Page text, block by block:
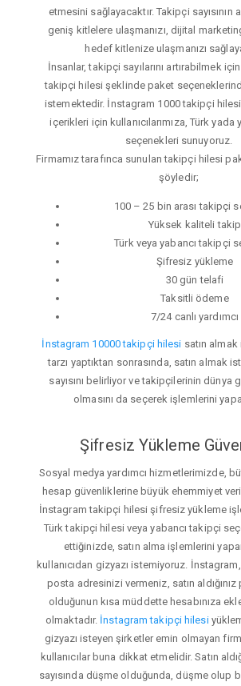
etmesini sağlayacaktır. Takipçi sayısının
geniş kitlelere ulaşmanızı, dijital
hedef kitlenize ulaşmanızı
İnsanlar, takipçi sayılarını artırabilmek
takipçi hilesi şeklinde paket
istemektedir. İnstagram 1000 takipçi
içerikleri için kullanıcılarımıza, Türk yada
seçenekleri sunuyoruz.
Firmamız tarafınca sunulan takipçi hilesi
şöyledir;
100 – 25 bin arası takipçi
Yüksek kaliteli takip
Türk veya yabancı takipçi
Şifresiz yükleme
30 gün telafi
Taksitli ödeme
7/24 canlı yardımcı
İnstagram 10000 takipçi hilesi satın
tarzı yaptıktan sonrasında, satın almak
sayısını belirliyor ve takipçilerinin dünya
olmasını da seçerek işlemlerini
Şifresiz Yükleme
Sosyal medya yardımcı hizmetlerimizde,
hesap güvenliklerine büyük ehemmiyet
İnstagram takipçi hilesi şifresiz yükleme
Türk takipçi hilesi veya yabancı takipçi
ettiğinizde, satın alma işlemlerini
kullanıcıdan gizyazı istemiyoruz. İnstagram,
posta adresinizi vermeniz, satın
olduğunun kısa müddette hesabınıza
olmaktadır. İnstagram takipçi hilesi
gizyazı isteyen şirketler emin olmayan
kullanıcılar buna dikkat etmelidir. Satın
sayısında düşme olduğunda, düşme olup